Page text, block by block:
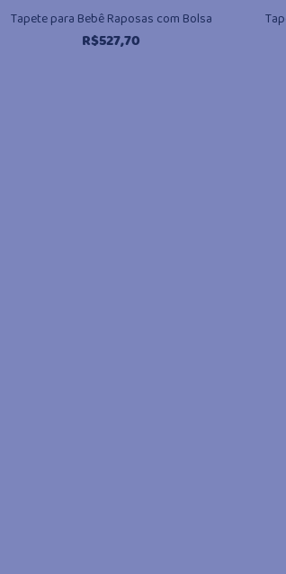
Tapete para Bebê Raposas com Bolsa
R$527,70